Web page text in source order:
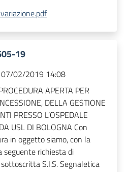
19
07/02/2019 14:08
APERTA PER
DELLA GESTIONE
PRESSO L’OSPEDALE
USL DI BOLOGNA Con
in oggetto siamo, con la
seguente richiesta di
S.I.S. Segnaletica